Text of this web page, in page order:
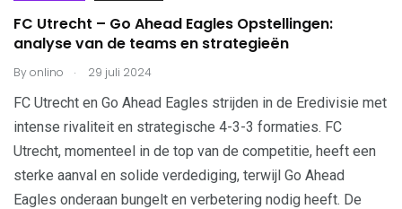
FC Utrecht – Go Ahead Eagles Opstellingen:
analyse van de teams en strategieën
Byonlino . 29 juli 2024
FC Utrecht en Go Ahead Eagles strijden in de Eredivisie met
intense rivaliteit en strategische 4-3-3 formaties. FC
Utrecht, momenteel in de top van de competitie, heeft een
sterke aanval en solide verdediging, terwijl Go Ahead
Eagles onderaan bungelt en verbetering nodig heeft. De